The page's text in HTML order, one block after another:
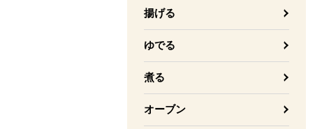
揚げる
ゆでる
煮る
オーブン